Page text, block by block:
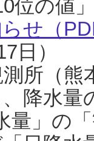
位の値
せ（
日）
所（熊
降水
量」の